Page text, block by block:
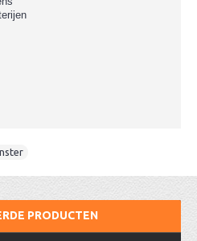
PRODUCTEN